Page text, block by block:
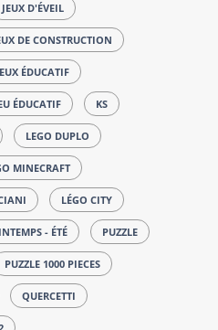
JEUX D'ÉVEIL
DE CONSTRUCTION
ÉDUCATIF
ÉDUCATIF KS
LEGO DUPLO
MINECRAFT
LÉGO CITY
- ÉTÉ PUZZLE
PUZZLE 1000 PIECES
QUERCETTI